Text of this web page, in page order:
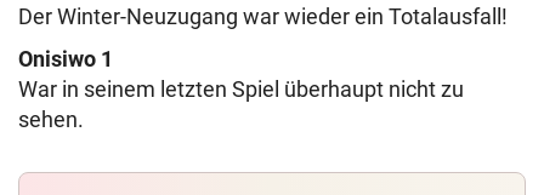
Der Winter-Neuzugang war wieder ein Totalausfall!
Onisiwo 1
War in seinem letzten Spiel überhaupt nicht zu
sehen.